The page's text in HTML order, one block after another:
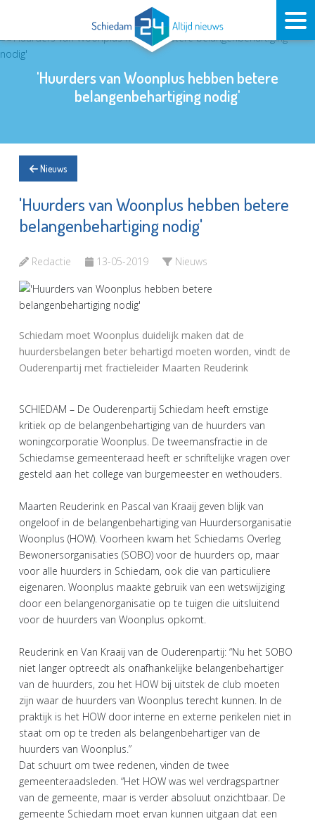
'Huurders van Woonplus hebben betere
belangenbehartiging nodig'
Nieuws
'Huurders van Woonplus hebben betere
belangenbehartiging nodig'
Redactie 13-05-2019 Nieuws
Schiedam moet Woonplus duidelijk maken dat de
huurdersbelangen beter behartigd moeten worden, vindt de
Ouderenpartij met fractieleider Maarten Reuderink
SCHIEDAM – De Ouderenpartij Schiedam heeft ernstige
kritiek op de belangenbehartiging van de huurders van
woningcorporatie Woonplus. De tweemansfractie in de
Schiedamse gemeenteraad heeft er schriftelijke vragen over
gesteld aan het college van burgemeester en wethouders.
Maarten Reuderink en Pascal van Kraaij geven blijk van
ongeloof in de belangenbehartiging van Huurdersorganisatie
Woonplus (HOW). Voorheen kwam het Schiedams Overleg
Bewonersorganisaties (SOBO) voor de huurders op, maar
voor alle huurders in Schiedam, ook die van particuliere
eigenaren. Woonplus maakte gebruik van een wetswijziging
door een belangenorganisatie op te tuigen die uitsluitend
voor de huurders van Woonplus opkomt.
Reuderink en Van Kraaij van de Ouderenpartij: “Nu het SOBO
niet langer optreedt als onafhankelijke belangenbehartiger
van de huurders, zou het HOW bij uitstek de club moeten
zijn waar de huurders van Woonplus terecht kunnen. In de
praktijk is het HOW door interne en externe perikelen niet in
staat om op te treden als belangenbehartiger van de
huurders van Woonplus.”
Dat schuurt om twee redenen, vinden de twee
gemeenteraadsleden. “Het HOW was wel verdragspartner
van de gemeente, maar is verder absoluut onzichtbaar. De
gemeente Schiedam moet ervan kunnen uitgaan dat een